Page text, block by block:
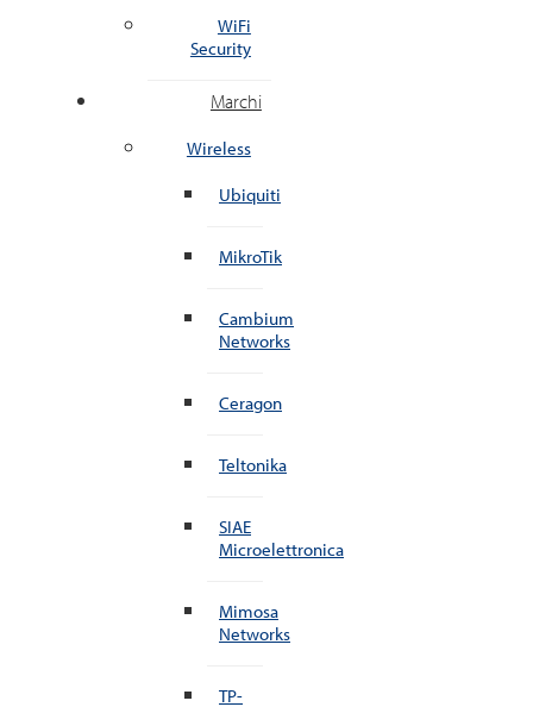
WiFi
Security
Marchi
Wireless
Ubiquiti
MikroTik
Cambium
Networks
Ceragon
Teltonika
SIAE
Microelettronica
Mimosa
Networks
TP-